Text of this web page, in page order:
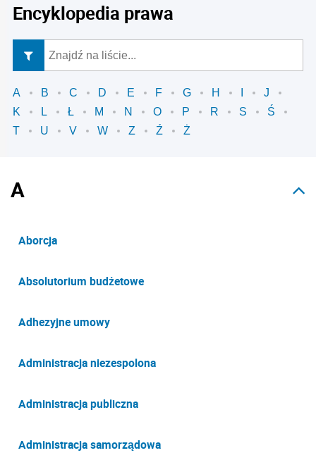
Encyklopedia prawa
A B C D E F G H
J
K
L Ł M N O P R S
Ś
T
U V W Z Ź Ż
A
Aborcja
Absolutorium budżetowe
Adhezyjne umowy
Administracja niezespolona
Administracja publiczna
Administracja samorządowa